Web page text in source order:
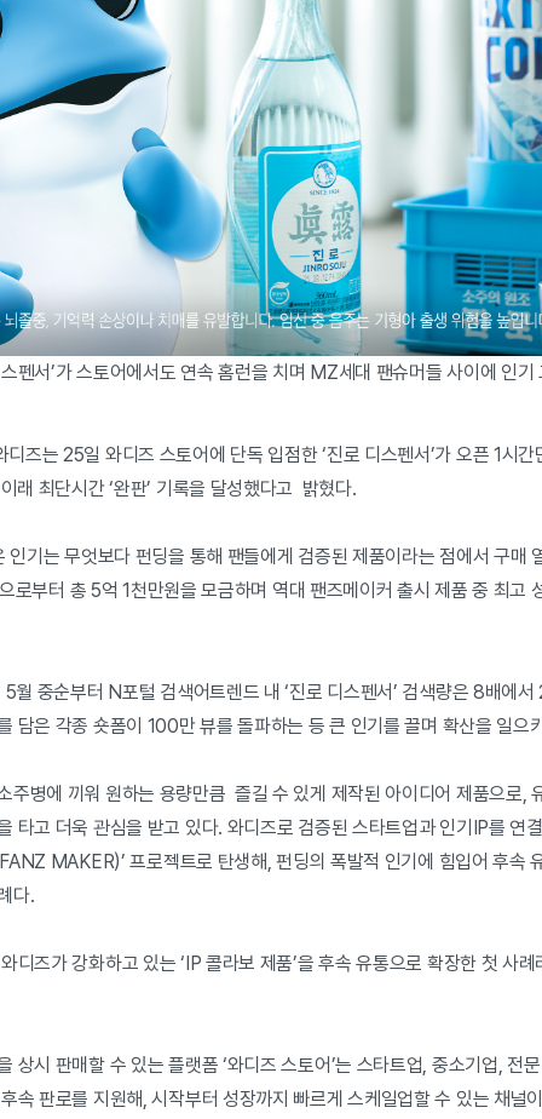
펜서’가 스토어에서도 연속 홈런을 치며 MZ세대 팬슈머들 사이에 인
즈는 25일 와디즈 스토어에 단독 입점한 ‘진로 디스펜서’가 오픈 1시
래 최단시간 ‘완판’ 기록을 달성했다고 밝혔다.
인기는 무엇보다 펀딩을 통해 팬들에게 검증된 제품이라는 점에서 구매
부터 총 5억 1천만원을 모금하며 역대 팬즈메이커 출시 제품 중 최고
월 중순부터 N포털 검색어트렌드 내 ‘진로 디스펜서’ 검색량은 8배에
담은 각종 숏폼이 100만 뷰를 돌파하는 등 큰 인기를 끌며 확산을 일
주병에 끼워 원하는 용량만큼 즐길 수 있게 제작된 아이디어 제품으로,
타고 더욱 관심을 받고 있다. 와디즈로 검증된 스타트업과 인기IP를 연
MAKER)’ 프로젝트로 탄생해, 펀딩의 폭발적 인기에 힘입어 후속
다.
디즈가 강화하고 있는 ‘IP 콜라보 제품’을 후속 유통으로 확장한 첫 사
상시 판매할 수 있는 플랫폼 ‘와디즈 스토어’는 스타트업, 중소기업, 전
속 판로를 지원해, 시작부터 성장까지 빠르게 스케일업할 수 있는 채널